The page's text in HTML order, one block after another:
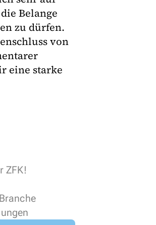
Belange
zu dürfen.
von
eine starke
ZFK!